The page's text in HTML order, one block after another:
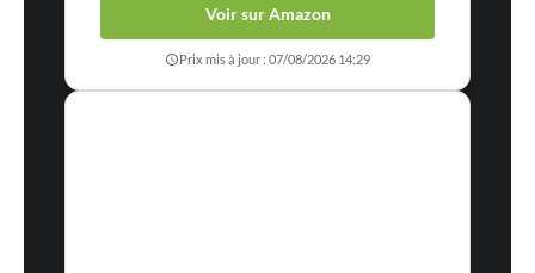
Voir sur Amazon
Prix mis à jour : 07/08/2026 14:29